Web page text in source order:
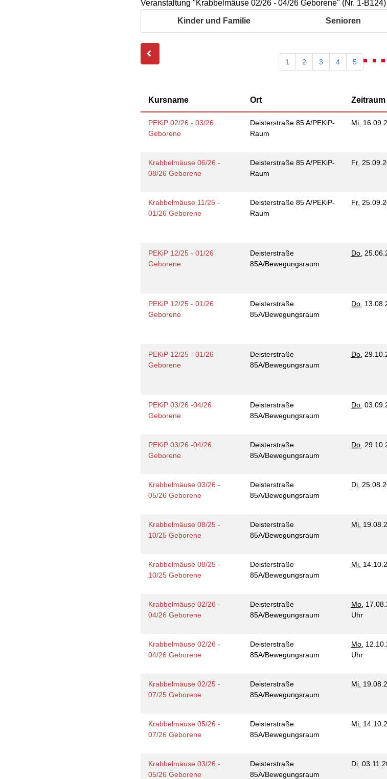
Wohnen
Beratung für Frauen bei
häuslicher Gewalt
Frauenhaus in der
Kommunikation und
Teilhabe
Veranstaltung "Krabbelmäuse 02/26 - 04/26 Geborene" (Nr. 1-
Kinder und Familie Senioren
1 2 3 4 5
Kursname Ort Zeitraum
PEKiP 02/26 - 03/26
Geborene
Deisterstraße 85 A/PEKiP-
Raum
Mi.
Krabbelmäuse 06/26 -
08/26 Geborene
Deisterstraße 85 A/PEKiP-
Raum
Fr.
Krabbelmäuse 11/25 -
01/26 Geborene
Deisterstraße 85 A/PEKiP-
Raum
Fr.
PEKiP 12/25 - 01/26
Geborene
Deisterstraße
85A/Bewegungsraum
Do.
PEKiP 12/25 - 01/26
Geborene
Deisterstraße
85A/Bewegungsraum
Do.
PEKiP 12/25 - 01/26
Geborene
Deisterstraße
85A/Bewegungsraum
Do.
PEKiP 03/26 -04/26
Geborene
Deisterstraße
85A/Bewegungsraum
Do.
PEKiP 03/26 -04/26
Geborene
Deisterstraße
85A/Bewegungsraum
Do.
Krabbelmäuse 03/26 -
05/26 Geborene
Deisterstraße
85A/Bewegungsraum
Di.
Krabbelmäuse 08/25 -
10/25 Geborene
Deisterstraße
85A/Bewegungsraum
Mi.
Krabbelmäuse 08/25 -
10/25 Geborene
Deisterstraße
85A/Bewegungsraum
Mi.
Krabbelmäuse 02/26 -
04/26 Geborene
Deisterstraße
85A/Bewegungsraum
Mo.
Uhr
Krabbelmäuse 02/26 -
04/26 Geborene
Deisterstraße
85A/Bewegungsraum
Mo.
Uhr
Krabbelmäuse 02/25 -
07/25 Geborene
Deisterstraße
85A/Bewegungsraum
Mi.
Krabbelmäuse 05/26 -
07/26 Geborene
Deisterstraße
85A/Bewegungsraum
Mi.
Krabbelmäuse 03/26 -
05/26 Geborene
Deisterstraße
85A/Bewegungsraum
Di.